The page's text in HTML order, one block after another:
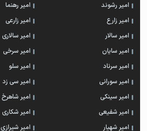
امیر رشوند
امیر رهنما
امیر زارع
امیر زارعی
امیر سالار
امیر سالاری
امیر سایان
امیر سرخی
امیر سرناد
امیر سلو
امیر سورانی
امیر سی زد
امیر سینکی
امیر شاهرخ
امیر شفیعی
امیر شکاری
امیر شهیار
امیر شیرازی